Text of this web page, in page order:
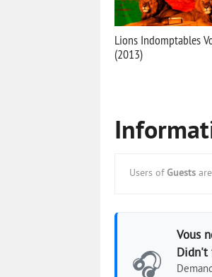
Lions Indomptables
(2013)
Users of Guests
🎧
Vous
Didn't